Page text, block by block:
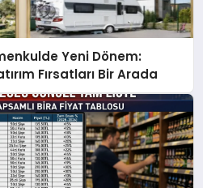
Yeni Dönem:
Fırsatları Bir Arada